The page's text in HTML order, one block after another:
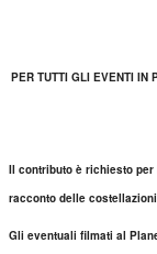
PER TUTTI GLI EVENTI IN
Il contributo è richiesto
racconto delle
Gli eventuali filmati al